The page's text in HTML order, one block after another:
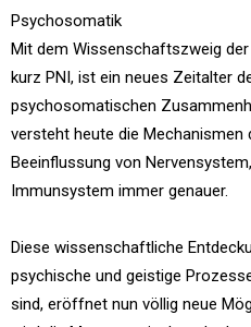
Psychosomatik
Mit dem Wissenschaftszweig
kurz PNI, ist ein neues Zeitalter
psychosomatischen
versteht heute die Mechanismen
Beeinflussung von
Immunsystem immer genauer.
Diese wissenschaftliche
psychische und geistige
sind, eröffnet nun völlig neue